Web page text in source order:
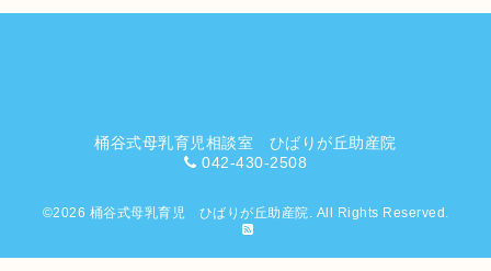
桶谷式母乳育児相談室 ひばりが丘助産院
042-430-2508
©2026 桶谷式母乳育児 ひばりが丘助産院. All Rights Reserved.